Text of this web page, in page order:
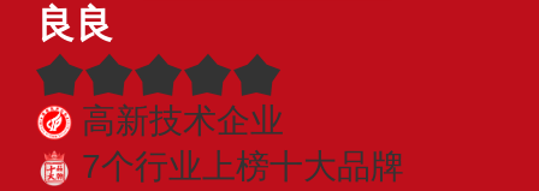
良良
高新技术企业
7个行业上榜十大品牌